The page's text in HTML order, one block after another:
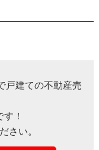
戸建ての不動産売
！
さい。